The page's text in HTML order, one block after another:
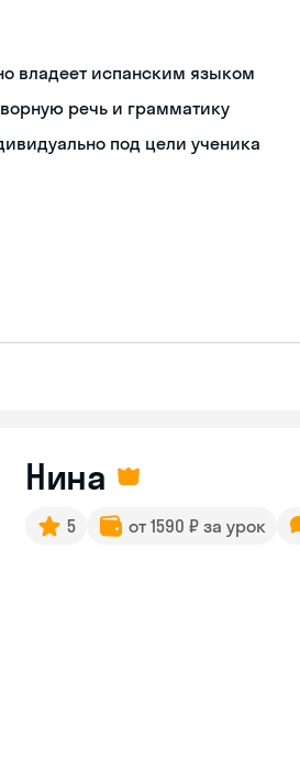
владеет испанским языком
речь и грамматику
под цели ученика
Нина
5 от 1590 ₽ за урок